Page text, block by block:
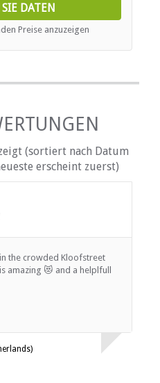
DATEN
Preise anzuzeigen
(sortiert nach Datum
erscheint zuerst)
the crowded Kloofstreet
amazing 😻 and a helplfull